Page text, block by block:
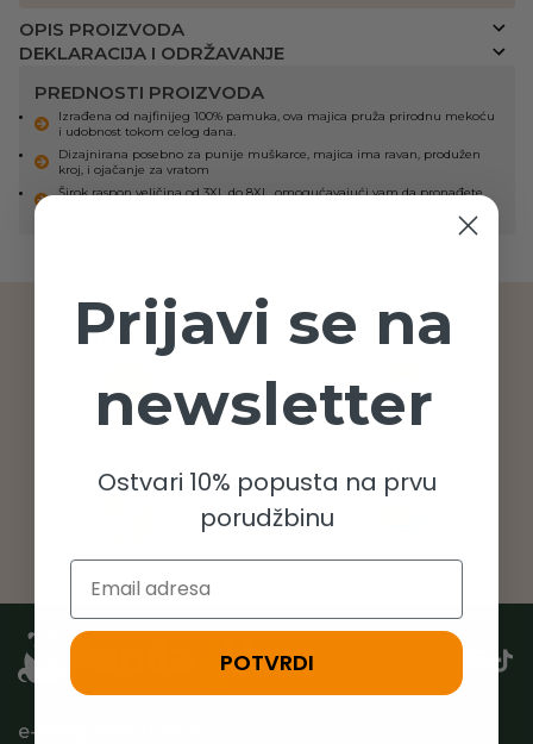
OPIS PROIZVODA
DEKLARACIJA I ODRŽAVANJE
PREDNOSTI PROIZVODA
Izrađena od najfinijeg 100% pamuka, ova majica pruža prirodnu mekoću
i udobnost tokom celog dana.
Dizajnirana posebno za punije muškarce, majica ima ravan, produžen
kroj, i ojačanje za vratom
Širok raspon veličina od 3XL do 8XL, omogućavajući vam da pronađete
Sigurno plaćanje Telefonska podrška
Zamena proizvoda Brza dostava do 48h
e-Shop: Panda4you D.O.O.
Prijavi se na
newsletter
Ostvari 10% popusta na prvu
porudžbinu
Email
POTVRDI